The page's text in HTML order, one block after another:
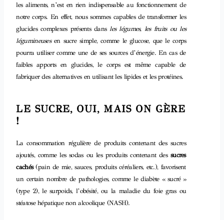
les aliments, n’est en rien indispensable au fonctionnement de
notre corps. En effet, nous sommes capables de transformer les
glucides complexes présents dansles légumes, les fruits ou les
légumineusesen sucre simple, comme le glucose, que le corps
pourra utiliser comme une de ses sources d’énergie. En cas de
faibles apports en glucides, le corps est même capable de
fabriquer des alternatives en utilisant les lipides et les protéines.
LE SUCRE, OUI, MAIS ON GÈRE
!
La consommation régulière de produits contenant des sucres
ajoutés, comme les sodas ou les produits contenant des sucres
cachés(pain de mie, sauces, produits céréaliers, etc.), favorisent
un certain nombre de pathologies, comme le diabète « sucré »
(type 2), le surpoids, l’obésité, ou la maladie du foie gras ou
stéatose hépatique non alcoolique (NASH).